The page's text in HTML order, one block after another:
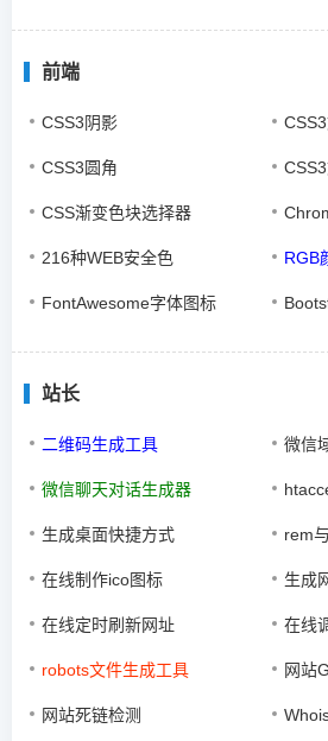
前端
CSS3阴影
CSS3圆角
CSS渐变色块选择器
216种WEB安全色 RGB
FontAwesome字体图标
站长
二维码生成工具 微信
微信聊天对话生成器
生成桌面快捷方式 rem
在线制作ico图标 生成
在线定时刷新网址 在线
robots文件生成工具 网站
网站死链检测